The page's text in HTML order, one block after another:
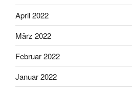
April 2022
März 2022
Februar 2022
Januar 2022